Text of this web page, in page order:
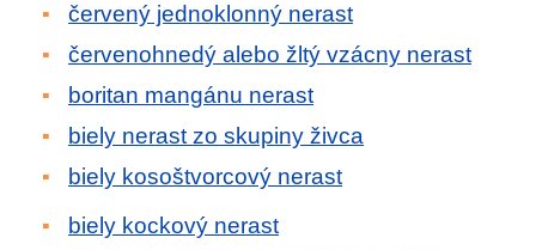
červený jednoklonný nerast
červenohnedý alebo žltý vzácny nerast
boritan mangánu nerast
biely nerast zo skupiny živca
biely kosoštvorcový nerast
biely kockový nerast